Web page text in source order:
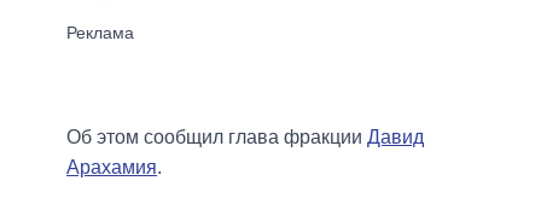
Об этом сообщил глава фракции Давид
Арахамия.